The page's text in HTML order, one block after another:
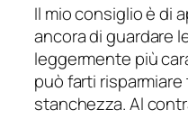
Il mio consiglio è di
ancora di guardare
leggermente più
può farti
stanchezza. Al